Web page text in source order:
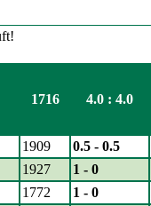
1716 4.0 : 4.0
1909 0.5 - 0.5
1927 1 - 0
1772 1 - 0